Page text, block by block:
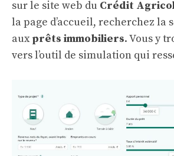
sur le site web du Crédit
la page d’accueil, recherchez la
auxprêts immobiliers. Vous y
vers l’outil de simulation qui